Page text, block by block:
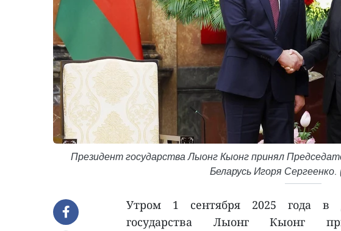
Президент государства Лыонг Кыонг принял
Беларусь Игоря
Утром 1 сентября 2025 года в
государства Лыонг Кыонг